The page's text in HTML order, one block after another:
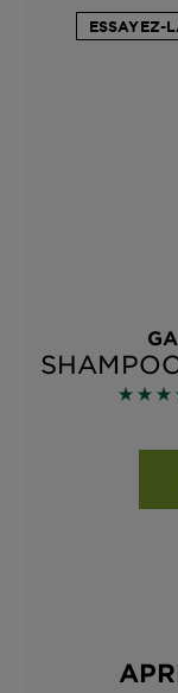
ESSAYEZ-